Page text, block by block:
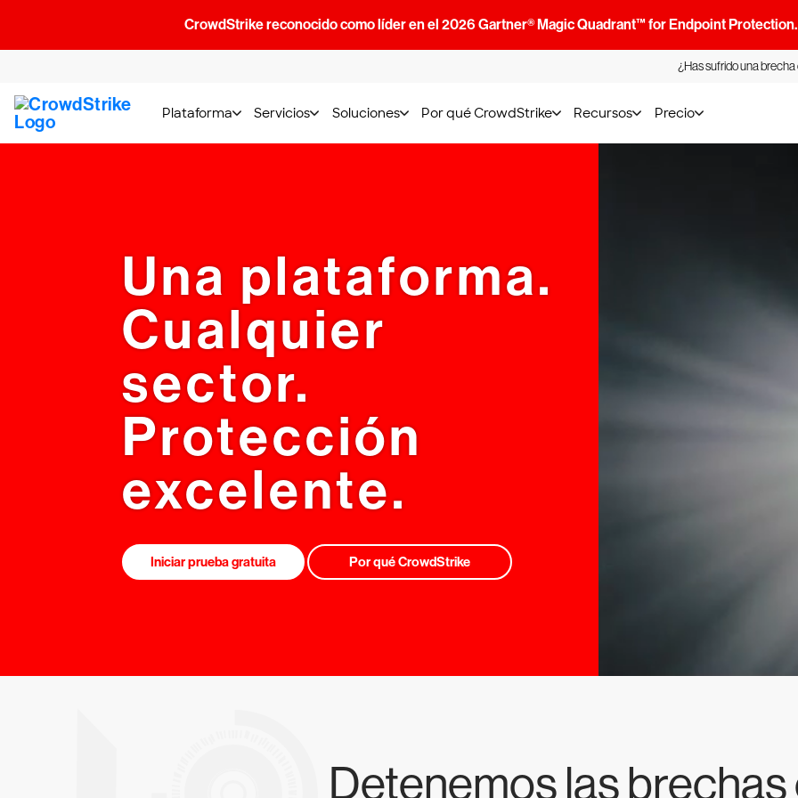
CrowdStrike reconocido como líder en el 2026 Gartner® Magic Quadrant™ for Endpoint
¿Has sufrido una
Plataforma Servicios Soluciones Por qué CrowdStrike Recursos Precio
Una plataforma.
Cualquier
sector.
Protección
excelente.
Iniciar prueba gratuita Por qué CrowdStrike
Detenemos las